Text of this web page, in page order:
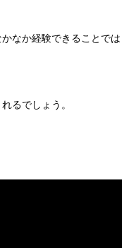
なか経験できることでは
るでしょう。